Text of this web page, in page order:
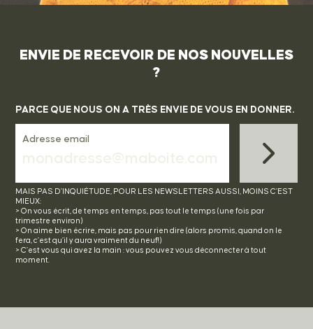
ENVIE DE RECEVOIR DE NOS NOUVELLES
?
PARCE QUE NOUS ON A TRÈS ENVIE DE VOUS EN DONNER.
Adresse email
MAIS PAS D’INQUIÉTUDE, POUR LES NEWSLETTERS AUSSI, MOINS C’EST
MIEUX:
> On vous écrit, de temps en temps, pas tout le temps (une fois par
trimestre environ)
> On aime bien écrire, mais pas pour rien dire (alors promis, quand on le
fera, c’est qu’il y aura vraiment du neuf!)
> C’est vous qui avez la main : vous pouvez vous déconnecter à tout
moment.